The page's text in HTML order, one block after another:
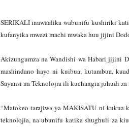
SERIKALI inawaalika wabunifu kushiriki
kufanyika mwezi machi mwaka huu jijini
Akizungumza na Wandishi wa Habari jijini
mashindano hayo ni kuibua, kutambua,
Sayansi na Teknolojia ili kuchangia juhudi
“Matokeo tarajiwa ya MAKISATU ni kukua
teknolojia, na ubunifu katika shughuli za